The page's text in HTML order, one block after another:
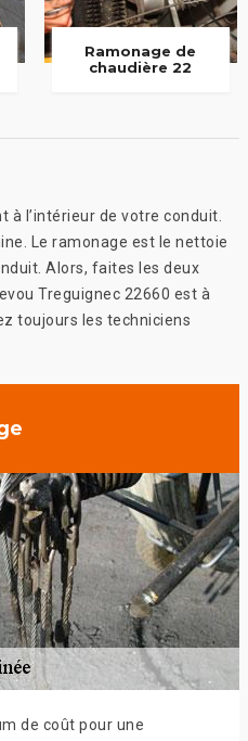
Ramonage de
chaudière 22
à l’intérieur de votre conduit.
Le ramonage est le nettoie
Alors, faites les deux
Treguignec 22660 est à
toujours les techniciens
de coût pour une